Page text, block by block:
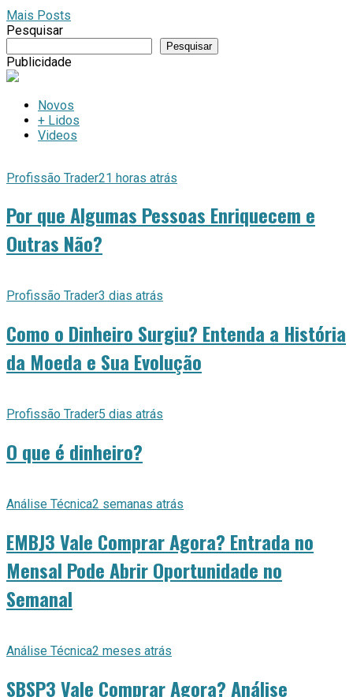
Mais Posts
Pesquisar
Pesquisar
Publicidade
Novos
+ Lidos
Videos
Profissão Trader21 horas atrás
Por que Algumas Pessoas Enriquecem e
Outras Não?
Profissão Trader3 dias atrás
Como o Dinheiro Surgiu? Entenda a História
da Moeda e Sua Evolução
Profissão Trader5 dias atrás
O que é dinheiro?
Análise Técnica2 semanas atrás
EMBJ3 Vale Comprar Agora? Entrada no
Mensal Pode Abrir Oportunidade no
Semanal
Análise Técnica2 meses atrás
SBSP3 Vale Comprar Agora? Análise